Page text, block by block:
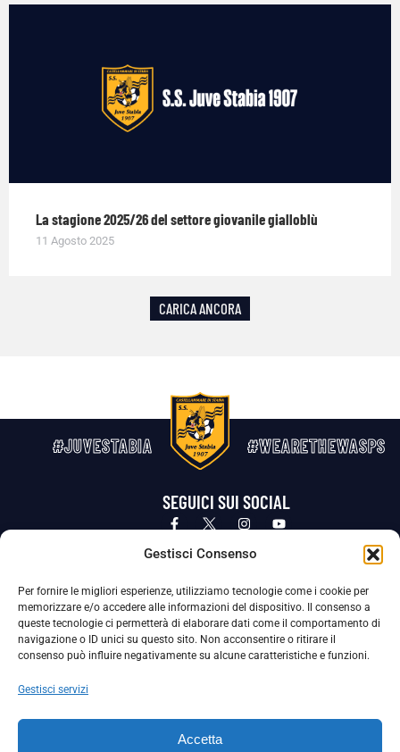
Gestisci Consenso
Per fornire le migliori esperienze, utilizziamo tecnologie come i cookie per
memorizzare e/o accedere alle informazioni del dispositivo. Il consenso a
queste tecnologie ci permetterà di elaborare dati come il comportamento di
navigazione o ID unici su questo sito. Non acconsentire o ritirare il
consenso può influire negativamente su alcune caratteristiche e funzioni.
Gestisci servizi
Accetta
La stagione 2025/26 del settore giovanile gialloblù
11 Agosto 2025
CARICA ANCORA
#JUVESTABIA #WEARETHEWASPS
SEGUICI SUI SOCIAL
Privacy Policy Cookie Policy
La Società ha nominato il Responsabile della Protezione dei Dati Personali (DPO), figura specializzata che vigila sulle modalità
adottate dalla nostra Società per tutelare i Suoi dati personali.
Per contattare il DPO può scrivere a